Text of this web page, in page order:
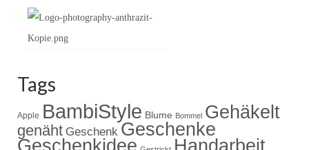
Tags
Apple BambiStyle Blume Bommel Gehäkelt
genäht Geschenk Geschenke